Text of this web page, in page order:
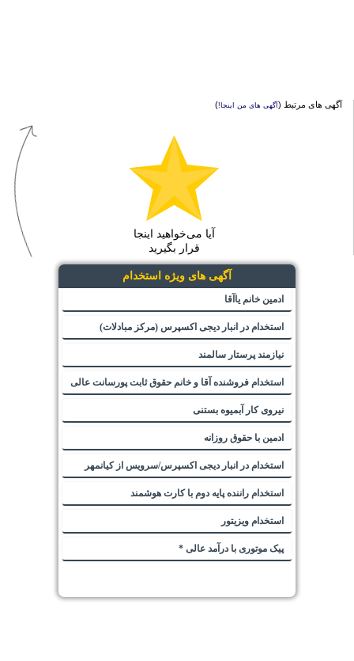
آگهی های مرتبط (آگهی های من اینجا!)
آیا می‌خواهید اینجا
قرار بگیرید
آگهی های ویژه استخدام
ادمین خانم یاآقا
استخدام در انبار دیجی اکسپرس (مرکز مبادلات)
نیازمند پرستار سالمند
استخدام فروشنده آقا و خانم حقوق ثابت پورسانت عالی
نیروی کار آبمیوه بستنی
ادمین با حقوق روزانه
استخدام در انبار دیجی اکسپرس/سرویس از کیانمهر
استخدام راننده پایه دوم با کارت هوشمند
استخدام ویزیتور
پیک موتوری با درآمد عالی *